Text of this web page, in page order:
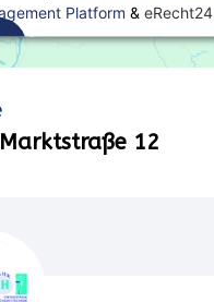
Platform & eRecht24
12